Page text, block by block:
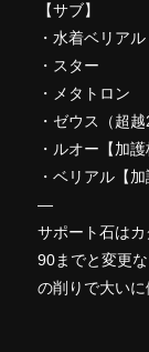
【サブ】
・水着ベリアル
・スター
・メタトロン
・ゼウス（超越
・ルオー【加護
・ベリアル【加
—
サポート石はカ
90までと変更
の削りで大いに